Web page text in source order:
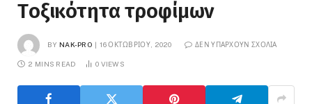
Tοξικότητα τροφίμων
BY NAK-PRO 16 ΟΚΤΩΒΡΊΟΥ, 2020 ΔΕΝ ΥΠΆΡΧΟΥΝ ΣΧΌΛΙΑ
2 MINS READ 0 VIEWS